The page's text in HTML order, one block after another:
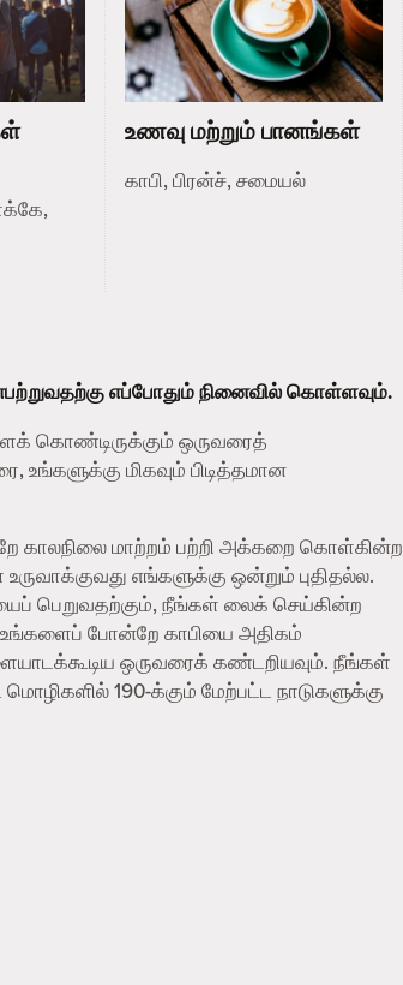
உணவு மற்றும் பானங்கள்
காபி, பிரன்ச், சமையல்
எப்போதும் நினைவில் கொள்ளவும்.
கொண்டிருக்கும் ஒருவரைத்
மிகவும் பிடித்தமான
காலநிலை மாற்றம் பற்றி அக்கறை கொள்கின்ற
எங்களுக்கு ஒன்றும் புதிதல்ல.
பெறுவதற்கும், நீங்கள் லைக் செய்கின்ற
உங்களைப் போன்றே காபியை அதிகம்
ஒருவரைக் கண்டறியவும். நீங்கள்
190-க்கும் மேற்பட்ட நாடுகளுக்கு